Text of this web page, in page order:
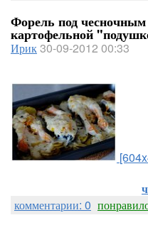
Форель под чесночным
картофельной
Ирик30-09-2012 00:33
комментарии: 0